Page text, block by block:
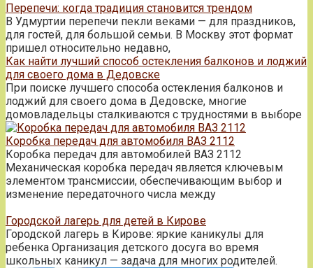
Перепечи: когда традиция становится трендом
В Удмуртии перепечи пекли веками — для праздников,
для гостей, для большой семьи. В Москву этот формат
пришел относительно недавно,
Как найти лучший способ остекления балконов и лоджий
для своего дома в Дедовске
При поиске лучшего способа остекления балконов и
лоджий для своего дома в Дедовске, многие
домовладельцы сталкиваются с трудностями в выборе
Коробка передач для автомобиля ВАЗ 2112
Коробка передач для автомобилей ВАЗ 2112
Механическая коробка передач является ключевым
элементом трансмиссии, обеспечивающим выбор и
изменение передаточного числа между
Городской лагерь для детей в Кирове
Городской лагерь в Кирове: яркие каникулы для
ребенка Организация детского досуга во время
школьных каникул — задача для многих родителей.